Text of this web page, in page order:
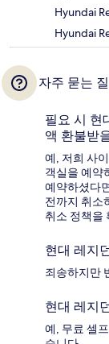
Hyundai
Hyundai
자주 묻는
필요 시 현
액 환불받
예, 저희 사
객실을 예약
예약하셨다
전까지 취소
취소 정책을
현대 레지
죄송하지만
현대 레지
예, 무료 셀